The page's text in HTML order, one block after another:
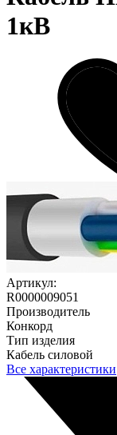
1кВ
Артикул:
R0000009051
Производитель
Конкорд
Тип изделия
Кабель силовой
Все характеристики